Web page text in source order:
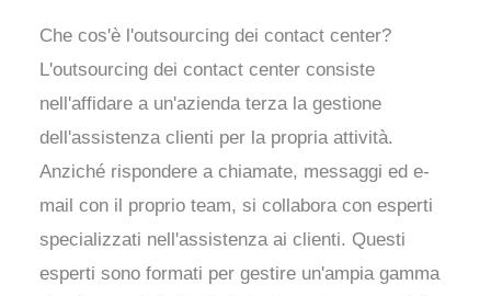
Che cos'è l'outsourcing dei contact center?
L'outsourcing dei contact center consiste
nell'affidare a un'azienda terza la gestione
dell'assistenza clienti per la propria attività.
Anziché rispondere a chiamate, messaggi ed e-
mail con il proprio team, si collabora con esperti
specializzati nell'assistenza ai clienti. Questi
esperti sono formati per gestire un'ampia gamma